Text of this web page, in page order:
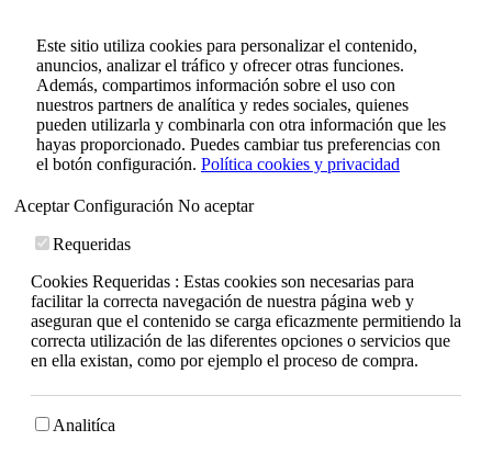
Este sitio utiliza cookies para personalizar el contenido,
anuncios, analizar el tráfico y ofrecer otras funciones.
Además, compartimos información sobre el uso con
nuestros partners de analítica y redes sociales, quienes
pueden utilizarla y combinarla con otra información que les
hayas proporcionado. Puedes cambiar tus preferencias con
el botón configuración. Política cookies y privacidad
AceptarConfiguración No aceptar
Requeridas
Cookies Requeridas : Estas cookies son necesarias para
facilitar la correcta navegación de nuestra página web y
aseguran que el contenido se carga eficazmente permitiendo la
correcta utilización de las diferentes opciones o servicios que
en ella existan, como por ejemplo el proceso de compra.
Analitíca